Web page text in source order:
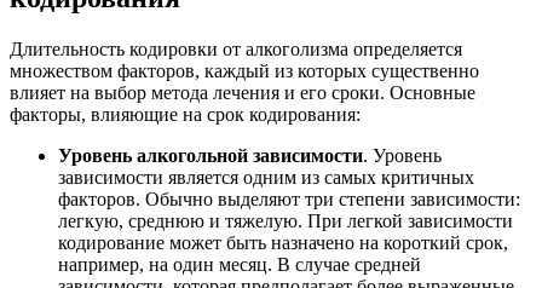
Длительность кодировки от алкоголизма определяется
множеством факторов, каждый из которых существенно
влияет на выбор метода лечения и его сроки. Основные
факторы, влияющие на срок кодирования:
Уровень алкогольной зависимости. Уровень
зависимости является одним из самых критичных
факторов. Обычно выделяют три степени зависимости:
легкую, среднюю и тяжелую. При легкой зависимости
кодирование может быть назначено на короткий срок,
например, на один месяц. В случае средней